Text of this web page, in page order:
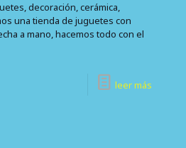
decoración, cerámica,
una tienda de juguetes con
a mano, hacemos todo con el
leer más